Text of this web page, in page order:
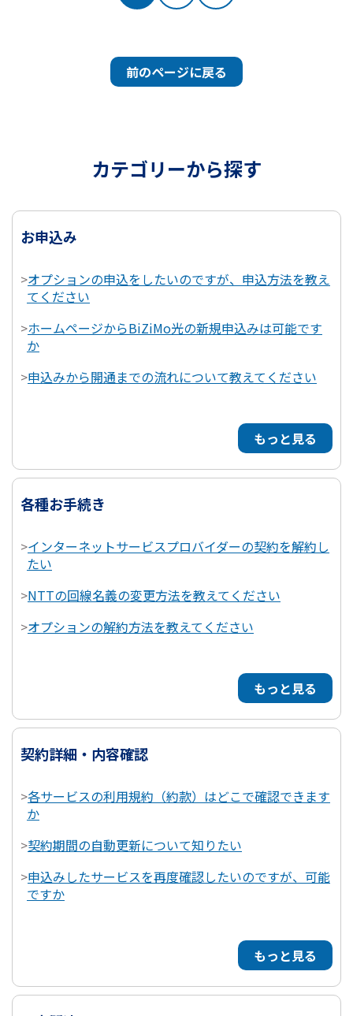
前のページに戻る
カテゴリーから探す
お申込み
>オプションの申込をしたいのですが、申込方法を教え
てください
>ホームページからBiZiMo光の新規申込みは可能です
か
>申込みから開通までの流れについて教えてください
もっと見る
各種お手続き
>インターネットサービスプロバイダーの契約を解約し
たい
>NTTの回線名義の変更方法を教えてください
>オプションの解約方法を教えてください
もっと見る
契約詳細・内容確認
>各サービスの利用規約（約款）はどこで確認できます
か
>契約期間の自動更新について知りたい
>申込みしたサービスを再度確認したいのですが、可能
ですか
もっと見る